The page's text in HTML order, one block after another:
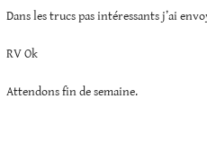
Dans les trucs pas intéressants j’ai
RV Ok
Attendons fin de semaine.